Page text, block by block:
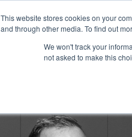
This website stores cookies on your
and through other media. To find out
We won't track your
not asked to make this